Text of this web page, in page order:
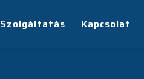
Szolgáltatás Kapcsolat